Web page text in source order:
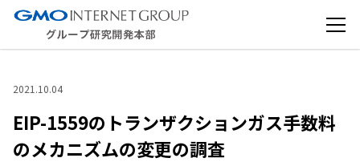
2021.10.04
EIP-1559のトランザクションガス手数料
のメカニズムの変更の調査